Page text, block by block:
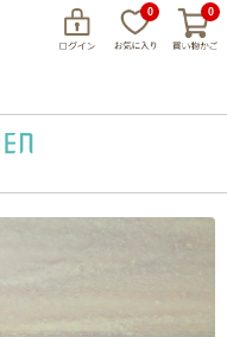
0 0
山田工業所